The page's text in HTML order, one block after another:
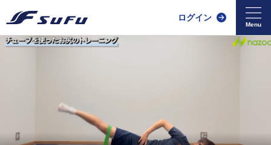
ログイン